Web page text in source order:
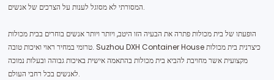
המסורתי לא מסוגל לענות על הצרכים של אנשים.
הופעתו של בית מכולות פתרה את הבעיה הזו היטב, ויותר ויותר אנשים בוחרים בבית מכולות
טרומי במחיר ראוי ואיכות טובה. Suzhou DXH Container House כיצרנית בית מכולות
מקצועית אשר מחויבת להביא בית מכולות בהתאמה אישית באיכות גבוהה ובעלות נמוכה
לאנשים בכל רחבי העולם.